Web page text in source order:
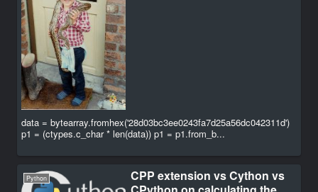
data = bytearray.fromhex('28d03bc3ee0243fa7d25a56dc042311d')
p1 = (ctypes.c_char * len(data)) p1 = p1.from_b...
Python
CPP extension vs Cython vs